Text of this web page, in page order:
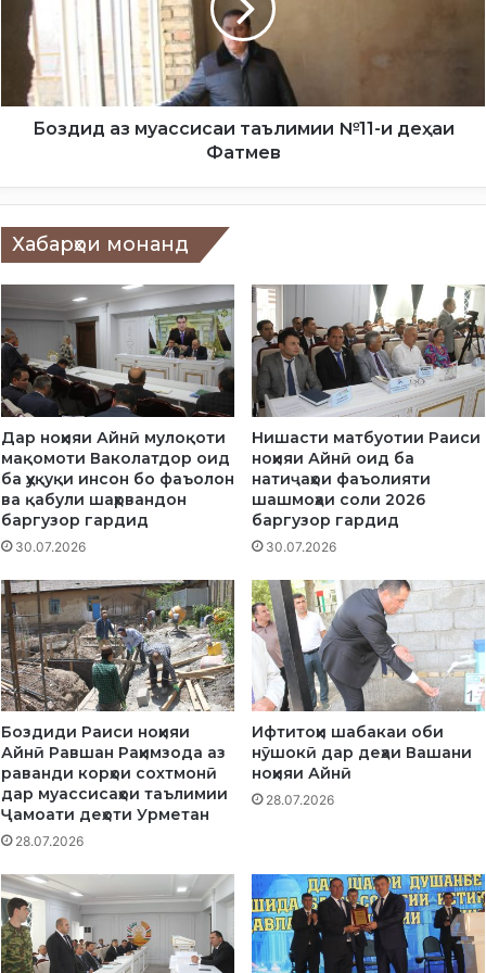
ӯ
у
м
м
и
ҷ
а
ҳ
о
н
и
и
е
ш
г
и
р
ӣ
в
а
м
у
б
о
р
з
а
б
о
В
м
а
и
а
ъ
л
и
и
и
№
1
1
и
д
е
ҳ
а
и
а
т
м
е
в
Боздид аз муассисаи таълимии №11-и деҳаи
Фатмев
Хабарҳои монанд
Дар ноҳияи Айнӣ мулоқоти
мақомоти Ваколатдор оид
ба ҳуқуқи инсон бо фаъолон
ва қабули шаҳрвандон
баргузор гардид
30.07.2026
Нишасти матбуотии Раиси
ноҳияи Айнӣ оид ба
натиҷаҳои фаъолияти
шашмоҳаи соли 2026
баргузор гардид
30.07.2026
Боздиди Раиси ноҳияи
Айнӣ Равшан Раҳимзода аз
раванди корҳои сохтмонӣ
дар муассисаҳои таълимии
Ҷамоати деҳоти Урметан
28.07.2026
Ифтитоҳи шабакаи оби
нӯшокӣ дар деҳаи Вашани
ноҳияи Айнӣ
28.07.2026